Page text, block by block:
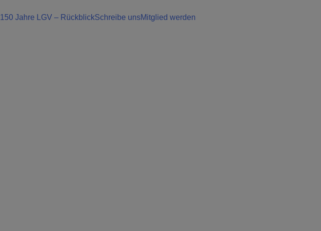
150 Jahre LGV – RückblickSchreibe unsMitglied werden